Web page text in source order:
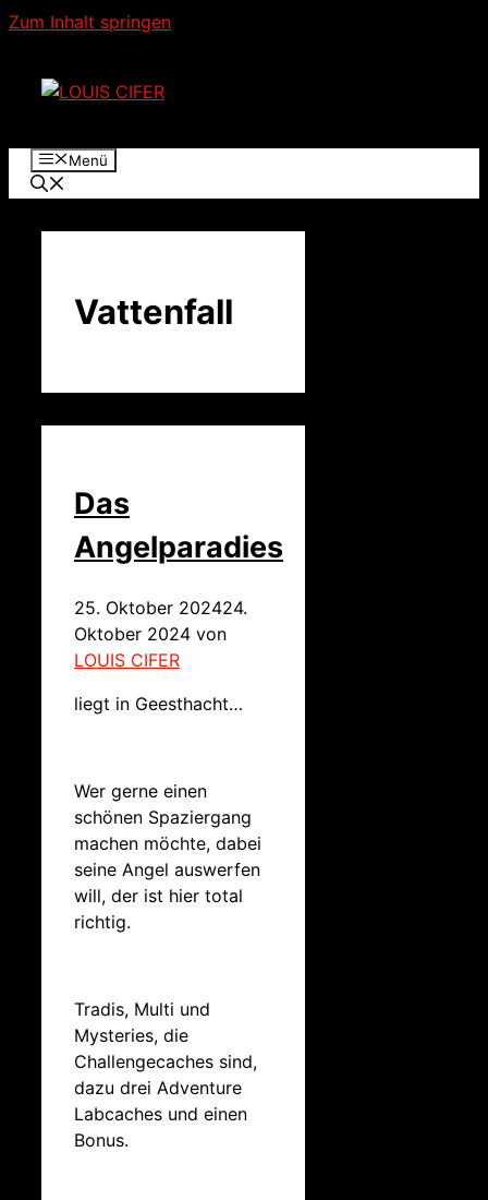
Zum Inhalt springen
Menü
Vattenfall
Das
Angelparadies
25. Oktober 202424.
Oktober 2024 von
LOUIS CIFER
liegt in Geesthacht…
Wer gerne einen
schönen Spaziergang
machen möchte, dabei
seine Angel auswerfen
will, der ist hier total
richtig.
Tradis, Multi und
Mysteries, die
Challengecaches sind,
dazu drei Adventure
Labcaches und einen
Bonus.